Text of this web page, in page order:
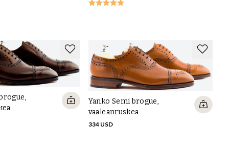
Yanko Semi brogue,
vaaleanruskea
334 USD